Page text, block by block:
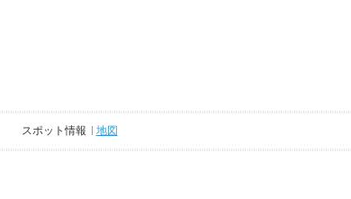
スポット情報 地図